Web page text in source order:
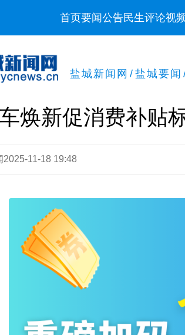
首页要闻公告民生评论视
盐城新闻网 / 盐城要闻
焕新促消费补贴
2025-11-18 19:48